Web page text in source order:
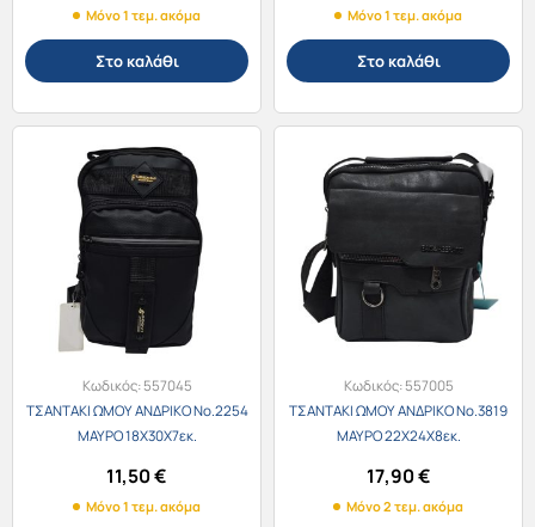
Μόνο 1 τεμ. ακόμα
Στο καλάθι
Μόνο 1 τεμ. ακόμα
Στο καλάθι
Κωδικός:557045
ΤΣΑΝΤΑΚΙ ΩΜΟΥ ΑΝΔΡΙΚΟ Νο.2254
ΜΑΥΡΟ 18Χ30Χ7εκ.
11,50€
Μόνο 1 τεμ. ακόμα
Κωδικός:557005
ΤΣΑΝΤΑΚΙ ΩΜΟΥ ΑΝΔΡΙΚΟ Νο.3819
ΜΑΥΡΟ 22Χ24Χ8εκ.
17,90€
Μόνο 2 τεμ. ακόμα